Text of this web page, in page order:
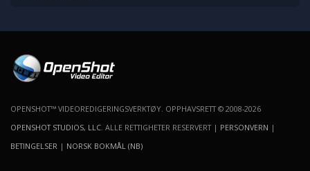
OPENSHOT™ VIDEOREDIGERINGSVERKTØY. OPPHAVSRETT © 2008-2026
OPENSHOT STUDIOS, LLC . ALLE RETTIGHETER RESERVERT | PERSONVERN |
BETINGELSER | NORSK BOKMÅL (NB)